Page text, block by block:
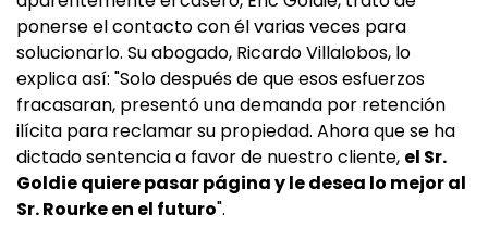
ponerse el contacto con él varias veces para
solucionarlo. Su abogado, Ricardo Villalobos, lo
explica así: "Solo después de que esos esfuerzos
fracasaran, presentó una demanda por retención
ilícita para reclamar su propiedad. Ahora que se ha
dictado sentencia a favor de nuestro cliente, el Sr.
Goldie quiere pasar página y le desea lo mejor al
Sr. Rourke en el futuro".